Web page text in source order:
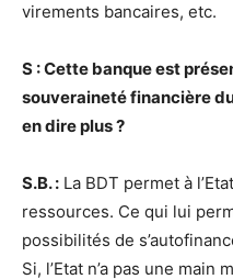
virements bancaires, etc.
S : Cette banque est
souveraineté financière
en dire plus ?
S.B. : La BDT permet à
ressources. Ce qui lui
possibilités de
Si, l’Etat n’a pas une